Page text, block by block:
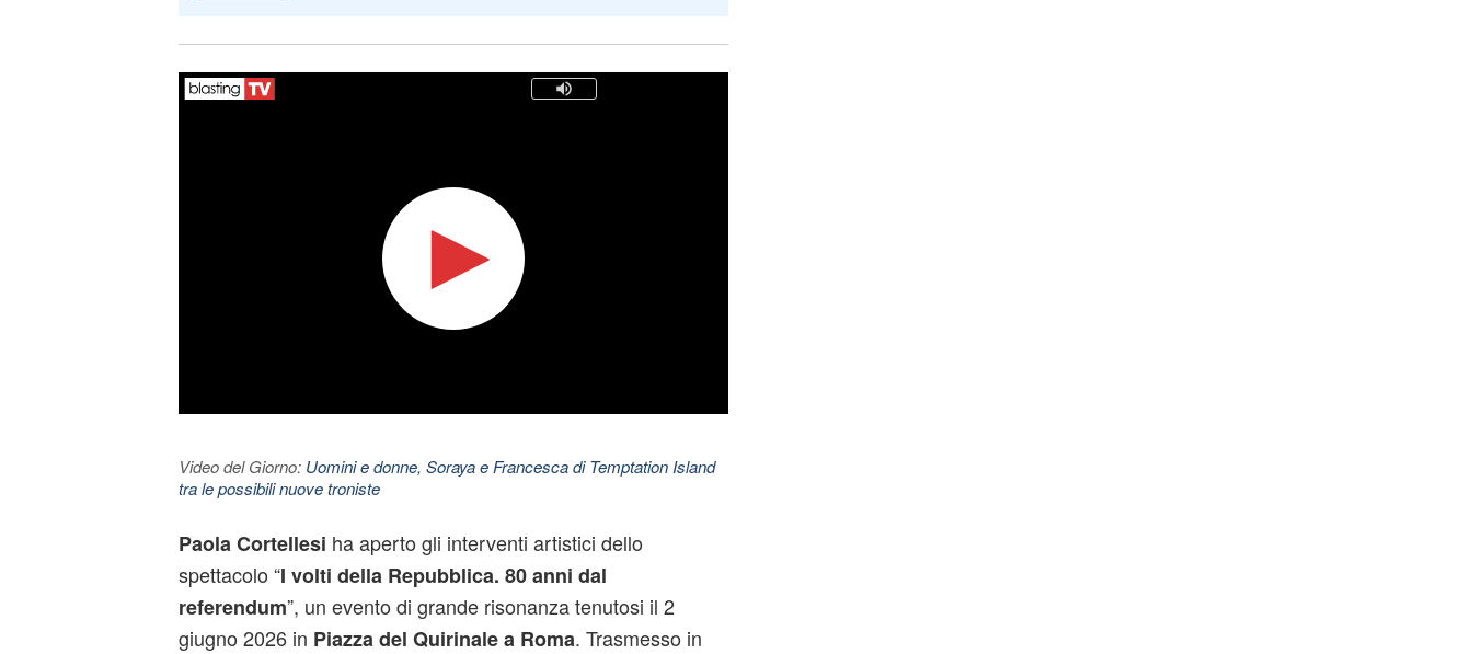
Video del Giorno: Uomini e donne, Soraya e Francesca di Temptation Island
tra le possibili nuove troniste
Paola Cortellesi ha aperto gli interventi artistici dello
spettacolo “I volti della Repubblica. 80 anni dal
referendum”, un evento di grande risonanza tenutosi il 2
giugno 2026 in Piazza del Quirinale a Roma. Trasmesso in